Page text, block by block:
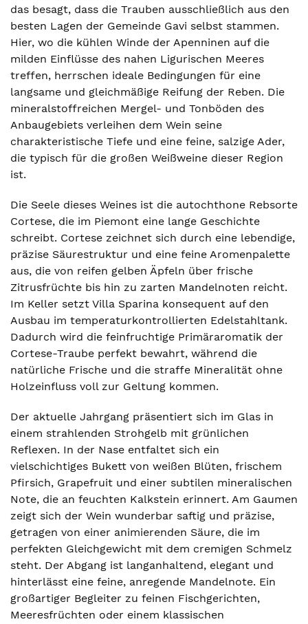
das besagt, dass die Trauben ausschließlich aus den
besten Lagen der Gemeinde Gavi selbst stammen.
Hier, wo die kühlen Winde der Apenninen auf die
milden Einflüsse des nahen Ligurischen Meeres
treffen, herrschen ideale Bedingungen für eine
langsame und gleichmäßige Reifung der Reben. Die
mineralstoffreichen Mergel- und Tonböden des
Anbaugebiets verleihen dem Wein seine
charakteristische Tiefe und eine feine, salzige Ader,
die typisch für die großen Weißweine dieser Region
ist.
Die Seele dieses Weines ist die autochthone Rebsorte
Cortese, die im Piemont eine lange Geschichte
schreibt. Cortese zeichnet sich durch eine lebendige,
präzise Säurestruktur und eine feine Aromenpalette
aus, die von reifen gelben Äpfeln über frische
Zitrusfrüchte bis hin zu zarten Mandelnoten reicht.
Im Keller setzt Villa Sparina konsequent auf den
Ausbau im temperaturkontrollierten Edelstahltank.
Dadurch wird die feinfruchtige Primäraromatik der
Cortese-Traube perfekt bewahrt, während die
natürliche Frische und die straffe Mineralität ohne
Holzeinfluss voll zur Geltung kommen.
Der aktuelle Jahrgang präsentiert sich im Glas in
einem strahlenden Strohgelb mit grünlichen
Reflexen. In der Nase entfaltet sich ein
vielschichtiges Bukett von weißen Blüten, frischem
Pfirsich, Grapefruit und einer subtilen mineralischen
Note, die an feuchten Kalkstein erinnert. Am Gaumen
zeigt sich der Wein wunderbar saftig und präzise,
getragen von einer animierenden Säure, die im
perfekten Gleichgewicht mit dem cremigen Schmelz
steht. Der Abgang ist langanhaltend, elegant und
hinterlässt eine feine, anregende Mandelnote. Ein
großartiger Begleiter zu feinen Fischgerichten,
Meeresfrüchten oder einem klassischen